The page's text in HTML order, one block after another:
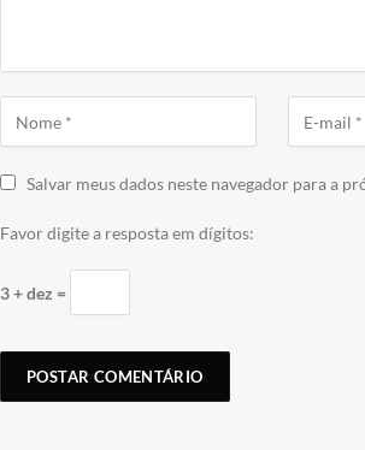
Salvar meus dados neste navegador para a
Favor digite a resposta em dígitos:
3 + dez =